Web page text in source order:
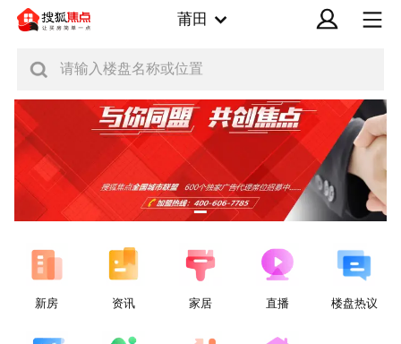
莆田
请输入楼盘名称或位置
新房 资讯 家居 直播 楼盘热议